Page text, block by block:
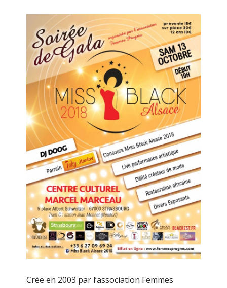
Crée en 2003 par l’association Femmes